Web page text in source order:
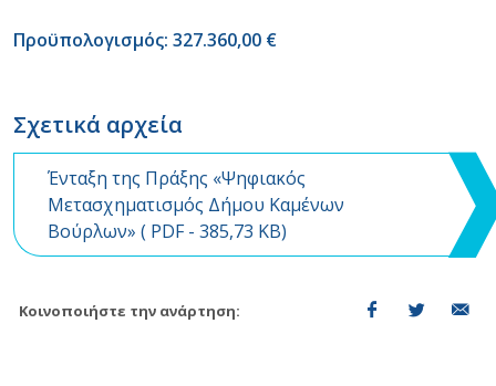
Προϋπολογισμός: 327.360,00 €
Σχετικά αρχεία
Ένταξη της Πράξης «Ψηφιακός
Μετασχηματισμός Δήμου Καμένων
Βούρλων» ( PDF- 385,73 KB)
Κοινοποιήστε την ανάρτηση: